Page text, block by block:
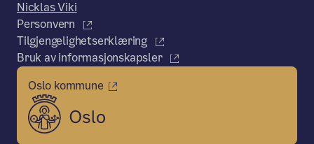
Nicklas Viki
Personvern
Tilgjengelighetserklæring
Bruk av informasjonskapsler
Oslo kommune